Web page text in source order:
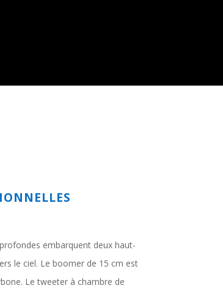
embarquent deux haut-
le ciel. Le boomer de 15 cm est
Le tweeter à chambre de